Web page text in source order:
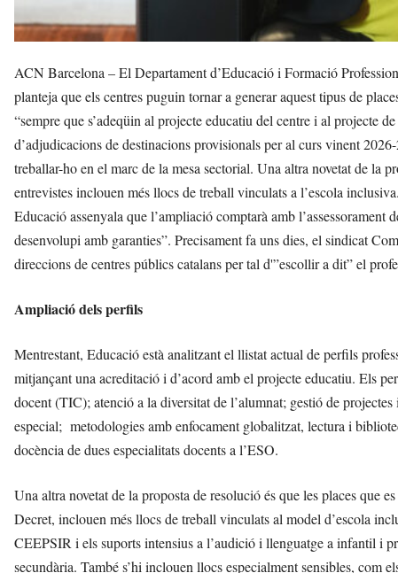
ACN Barcelona – El Departament d’Educació i Formació
planteja que els centres puguin tornar a generar aquest tipus de
“sempre que s’adeqüin al projecte educatiu del centre i al projecte
d’adjudicacions de destinacions provisionals per al curs vinent
treballar-ho en el marc de la mesa sectorial. Una altra novetat de la
entrevistes inclouen més llocs de treball vinculats a l’escola inclusiva.
Educació assenyala que l’ampliació comptarà amb
desenvolupi amb garanties”. Precisament fa uns dies, el sindicat
direccions de centres públics catalans per tal d'”escollir a dit” el
Ampliació dels perfils
Mentrestant, Educació està analitzant el llistat actual de perfils
mitjançant una acreditació i d’acord amb el projecte educatiu. Els
docent (TIC); atenció a la diversitat de l’alumnat; gestió de
especial; metodologies amb enfocament globalitzat, lectura i
docència de dues especialitats docents a l’ESO.
Una altra novetat de la proposta de resolució és que les places que
Decret, inclouen més llocs de treball vinculats al model d’escola
CEEPSIR i els suports intensius a l’audició i llenguatge a infantil i
secundària. També s’hi inclouen llocs especialment sensibles, com